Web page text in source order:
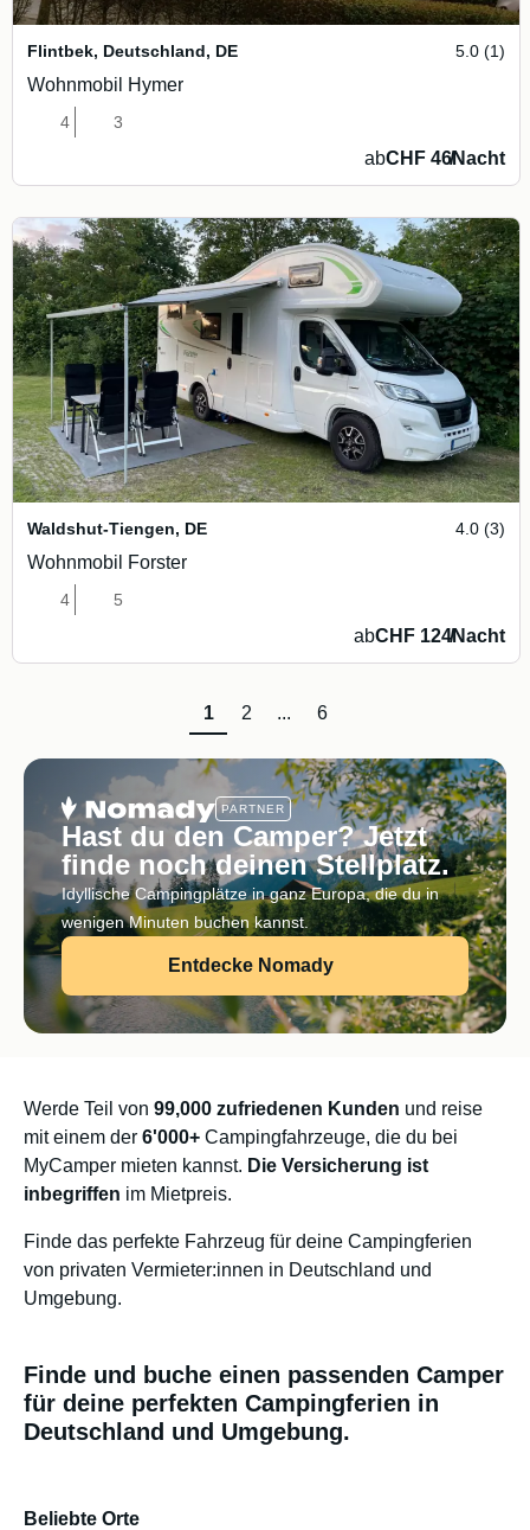
Flintbek, Deutschland, DE 5.0 (1)
Wohnmobil Hymer
4 3
abCHF 46/Nacht
Waldshut-Tiengen, DE 4.0 (3)
Wohnmobil Forster
4 5
abCHF 124/Nacht
1 2 ... 6
PARTNER
Hast du den Camper? Jetzt
finde noch deinen Stellplatz.
Idyllische Campingplätze in ganz Europa, die du in
wenigen Minuten buchen kannst.
Entdecke Nomady
Werde Teil von 99,000 zufriedenen Kunden und reise
mit einem der 6'000+ Campingfahrzeuge, die du bei
MyCamper mieten kannst. Die Versicherung ist
inbegriffen im Mietpreis.
Finde das perfekte Fahrzeug für deine Campingferien
von privaten Vermieter:innen in Deutschland und
Umgebung.
Finde und buche einen passenden Camper
für deine perfekten Campingferien in
Deutschland und Umgebung.
Beliebte Orte